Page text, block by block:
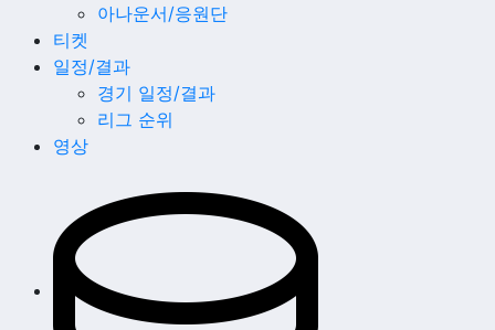
아나운서/응원단
티켓
일정/결과
경기 일정/결과
리그 순위
영상